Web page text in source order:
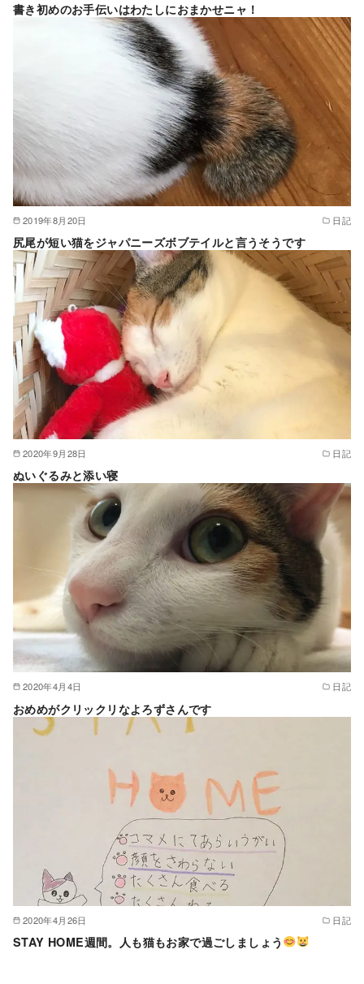
書き初めのお手伝いはわたしにおまかせニャ！
2019年8月20日 日記
尻尾が短い猫をジャパニーズボブテイルと言うそうです
2020年9月28日 日記
ぬいぐるみと添い寝
2020年4月4日 日記
おめめがクリックリなよろずさんです
2020年4月26日 日記
STAY HOME週間。人も猫もお家で過ごしましょう